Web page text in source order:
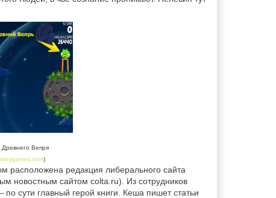
Вепря
)
расположена редакция либерального сайта
новостным сайтом colta.ru). Из сотрудников
сути главный герой книги. Кеша пишет статьи